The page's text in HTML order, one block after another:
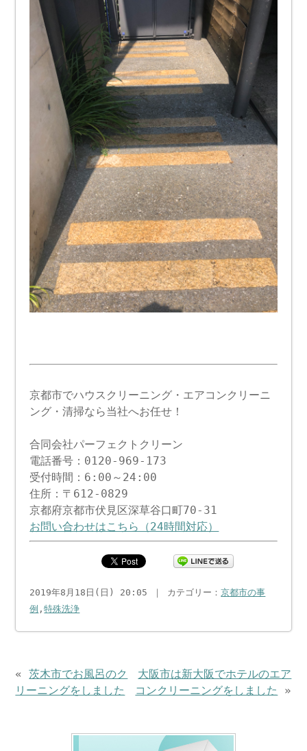
京都市でハウスクリーニング・エアコンクリーニ
ング・清掃なら当社へお任せ！
合同会社パーフェクトクリーン
電話番号：0120-969-173
受付時間：6:00～24:00
住所：〒612-0829
京都府京都市伏見区深草谷口町70-31
お問い合わせはこちら（24時間対応）
2019年8月18日(日) 20:05 ｜ カテゴリー：京都市の事
例 ,特殊洗浄
«茨木市でお風呂のク
リーニングをしました
大阪市は新大阪でホテルのエア
コンクリーニングをしました
»